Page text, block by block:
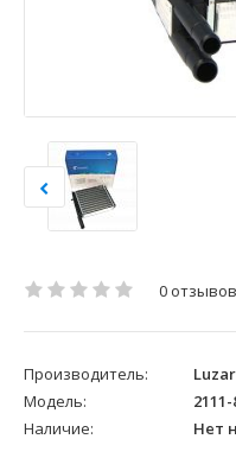
0 отзывов
Производитель:
Luzar
Модель:
Наличие:
Нет